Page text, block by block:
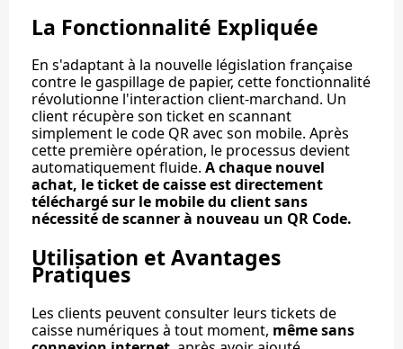
La Fonctionnalité Expliquée
En s'adaptant à la nouvelle législation française
contre le gaspillage de papier, cette fonctionnalité
révolutionne l'interaction client-marchand. Un
client récupère son ticket en scannant
simplement le code QR avec son mobile. Après
cette première opération, le processus devient
automatiquement fluide. A chaque nouvel
achat, le ticket de caisse est directement
téléchargé sur le mobile du client sans
nécessité de scanner à nouveau un QR Code.
Utilisation et Avantages
Pratiques
Les clients peuvent consulter leurs tickets de
caisse numériques à tout moment, même sans